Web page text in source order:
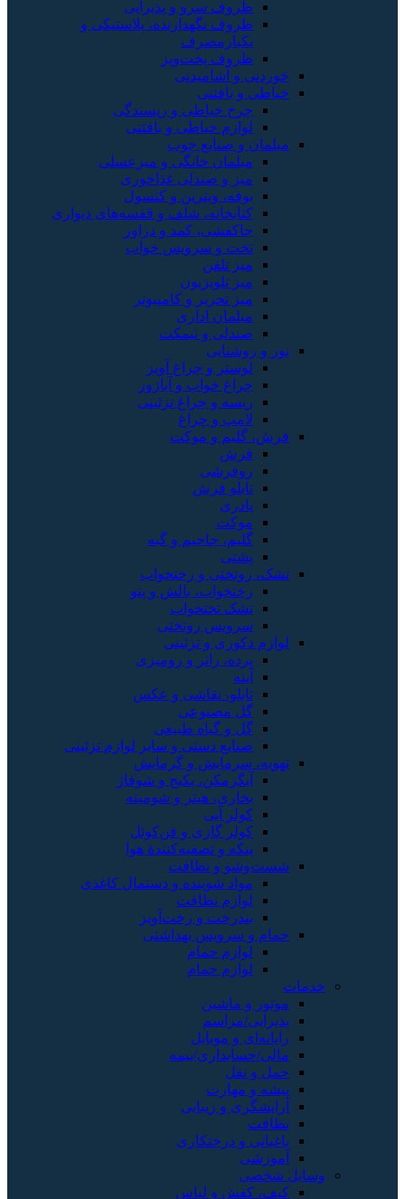
ظروف سرو و پذیرایی
ظروف نگهدارنده، پلاستیکی و
یکبارمصرف
ظروف پخت‌وپز
خوردنی و آشامیدنی
خیاطی و بافتنی
چرخ خیاطی و ریسندگی
لوازم خیاطی و بافتنی
مبلمان و صنایع چوب
مبلمان خانگی و میزعسلی
میز و صندلی غذاخوری
بوفه، ویترین و کنسول
کتابخانه، شلف و قفسه‌های دیواری
جاکفشی، کمد و دراور
تخت و سرویس خواب
میز تلفن
میز تلویزیون
میز تحریر و کامپیوتر
مبلمان اداری
صندلی و نیمکت
نور و روشنایی
لوستر و چراغ آویز
چراغ خواب و آباژور
ریسه و چراغ تزئینی
لامپ و چراغ
فرش، گلیم و موکت
فرش
روفرشی
تابلو فرش
پادری
موکت
گلیم، جاجیم و گبه
پشتی
تشک، روتختی و رختخواب
رختخواب، بالش و پتو
تشک تختخواب
سرویس روتختی
لوازم دکوری و تزئینی
پرده، رانر و رومیزی
آینه
تابلو، نقاشی و عکس
گل مصنوعی
گل و گیاه طبیعی
صنایع دستی و سایر لوازم تزئینی
تهویه، سرمایش و گرمایش
آبگرمکن، پکیج و شوفاژ
بخاری، هیتر و شومینه
کولر آبی
کولر گازی و فن‌کوئل
پنکه و تصفیه‌کنندهٔ هوا
شست‌وشو و نظافت
مواد شوینده و دستمال کاغذی
لوازم نظافت
بندرخت و رخت‌آویز
حمام و سرویس بهداشتی
لوازم حمام
لوازم حمام
خدمات
موتور و ماشین
پذیرایی/مراسم
رایانه‌ای و موبایل
مالی/حسابداری/بیمه
حمل و نقل
پیشه و مهارت
آرایشگری و زیبایی
نظافت
باغبانی و درختکاری
آموزشی
وسایل شخصی
کیف، کفش و لباس